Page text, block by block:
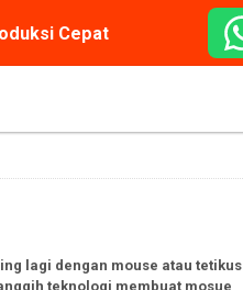
Cepat
lagi dengan mouse atau tetikus
teknologi membuat mosue